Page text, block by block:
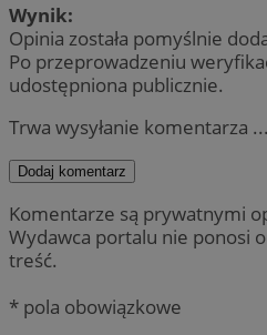
Wynik:
Opinia została pomyślnie
Po przeprowadzeniu
udostępniona publicznie.
Trwa wysyłanie komentarza ...
Dodaj komentarz
Komentarze są prywatnymi
Wydawca portalu nie ponosi
treść.
* pola obowiązkowe